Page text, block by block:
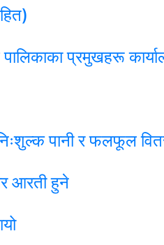
प्रमुखहरू
पानी र फलफूल
आरती हुने